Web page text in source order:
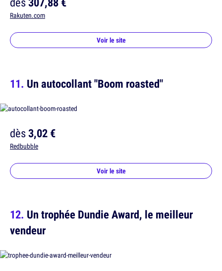
Rakuten.com
Voir le site
Un autocollant "Boom roasted"
dès3,02 €
Redbubble
Voir le site
Un trophée Dundie Award, le meilleur
vendeur